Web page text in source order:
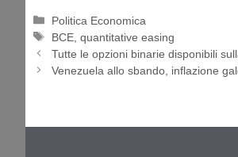
Categorie
Politica Economica
Tag
BCE ,quantitative easing
Tutte le opzioni binarie disponibili
Venezuela allo sbando, inflazione